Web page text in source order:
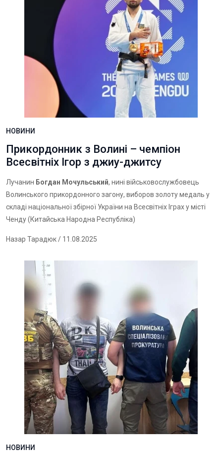
НОВИНИ
Прикордонник з Волині – чемпіон
Всесвітніх Ігор з джиу-джитсу
Лучанин Богдан Мочульський, нині військовослужбовець
Волинського прикордонного загону, виборов золоту медаль у
складі національної збірної України на Всесвітніх Іграх у місті
Ченду (Китайська Народна Республіка)
Назар Тарадюк/ 11.08.2025
НОВИНИ